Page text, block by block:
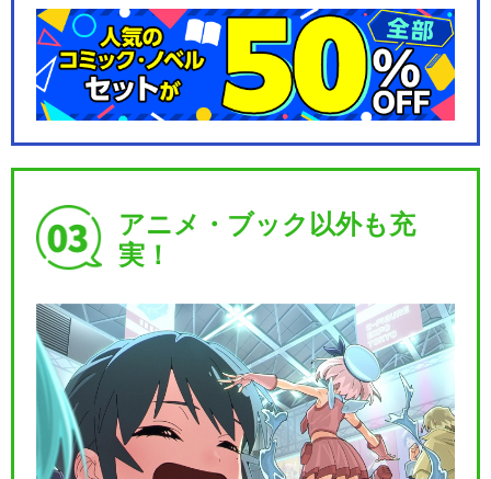
閉じる
アニメ・ブック以外も充
実！